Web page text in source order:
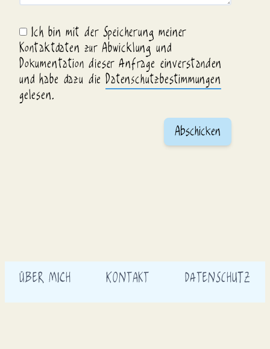
Ich bin mit der Speicherung meiner
Kontaktdaten zur Abwicklung und
Dokumentation dieser Anfrage einverstanden
und habe dazu dieDatenschutzbestimmungen
gelesen.
Abschicken
ÜBER MICH KONTAKT
DATENSCHUTZ